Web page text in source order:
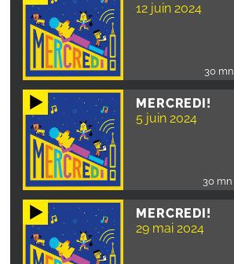
12 juin 2024
30 mn
MERCREDI!
5 juin 2024
30 mn
MERCREDI!
29 mai 2024